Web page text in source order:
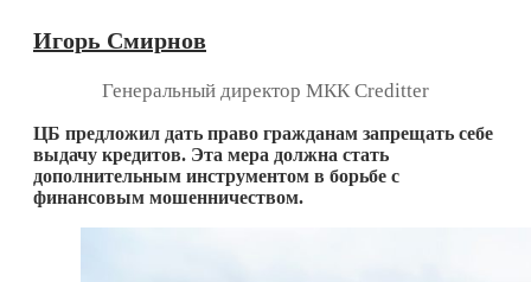
Игорь Смирнов
Генеральный директор МКК Creditter
ЦБ предложил дать право гражданам запрещать себе
выдачу кредитов. Эта мера должна стать
дополнительным инструментом в борьбе с
финансовым мошенничеством.